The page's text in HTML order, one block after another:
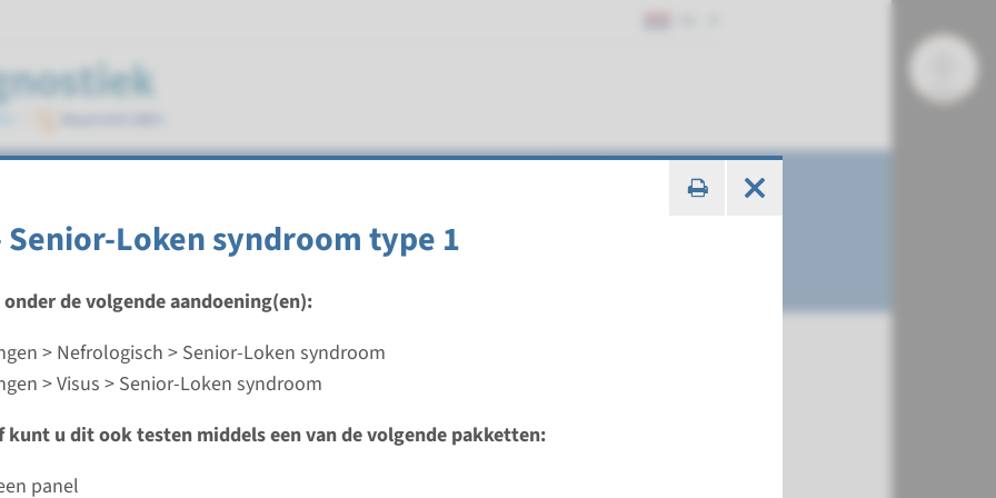
Senior-Loken syndroom type 1
de volgende aandoening(en):
> Nefrologisch > Senior-Loken syndroom
> Visus > Senior-Loken syndroom
kunt u dit ook testen middels een van de volgende pakketten:
panel
senior Løken Syndroom type 6
8 weken / Gerichte analyse: 4 weken
laboratorium